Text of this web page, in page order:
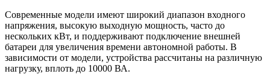
Современные модели имеют широкий диапазон входного
напряжения, высокую выходную мощность, часто до
нескольких кВт, и поддерживают подключение внешней
батареи для увеличения времени автономной работы. В
зависимости от модели, устройства рассчитаны на различную
нагрузку, вплоть до 10000 ВА.